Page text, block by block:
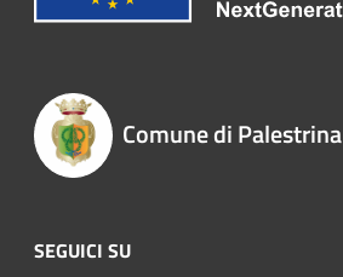
Comune di Palestrina
SEGUICI SU